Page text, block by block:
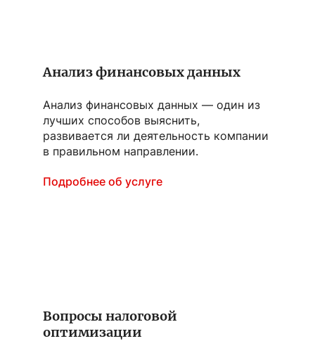
Анализ финансовых данных
Анализ финансовых данных — один из
лучших способов выяснить,
развивается ли деятельность компании
в правильном направлении.
Подробнее об услуге
Вопросы налоговой
оптимизации